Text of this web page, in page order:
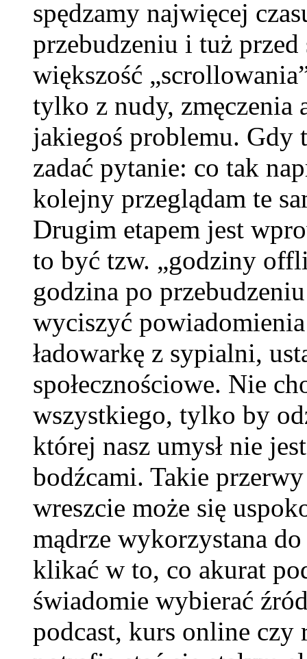
spędzamy najwięcej
przebudzeniu i tuż przed
większość
tylko z nudy, zmęczenia
jakiegoś problemu. Gdy
zadać pytanie: co tak
kolejny przeglądam te
Drugim etapem jest
to być tzw. „godziny
godzina po
wyciszyć
ładowarkę z sypialni,
społecznościowe. Nie
wszystkiego, tylko by
której nasz umysł nie
bodźcami. Takie
wreszcie może się
mądrze wykorzystana
klikać w to, co akurat
świadomie wybierać
podcast, kurs online czy